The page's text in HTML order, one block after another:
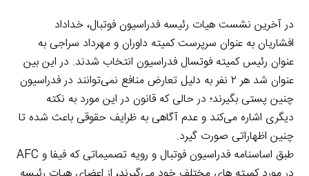
در آخرین نشست هیات رئیسه فدراسیون فوتبال، خداداد
افشاریان به عنوان سرپرست کمیته داوران و مهرداد سراجی به
عنوان رئیس کمیته فوتسال فدراسیون انتخاب شدند. در این بین
عنوان شد هر ۲ نفر به دلیل تعارض منافع نمی‌توانند در فدراسیون
چنین پستی بگیرند؛ در حالی که قانون در این مورد به نکته
دیگری اشاره می‌کند و عدم آگاهی به ظرایف حقوقی باعث شده تا
چنین اظهاراتی صورت گیرد.
طبق اساسنامه فدراسیون فوتبال و رویه تصمیماتی که فیفا و AFC